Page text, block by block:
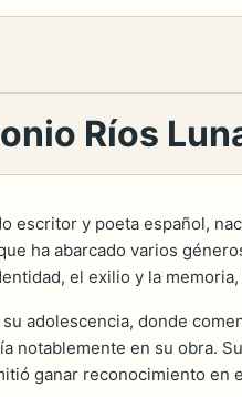
Ríos
escritor y poeta español,
ha abarcado varios
el exilio y la
adolescencia, donde
notablemente en su obra.
ganar reconocimiento en